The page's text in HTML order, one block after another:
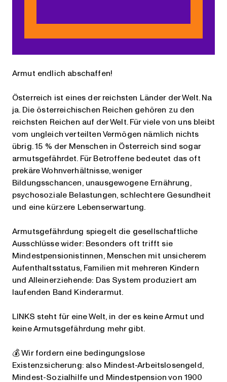
Armut endlich abschaffen!
Österreich ist eines der reichsten Länder der Welt. Na
ja. Die österreichischen Reichen gehören zu den
reichsten Reichen auf der Welt. Für viele von uns bleibt
vom ungleich verteilten Vermögen nämlich nichts
übrig. 15 % der Menschen in Österreich sind sogar
armutsgefährdet. Für Betroffene bedeutet das oft
prekäre Wohnverhältnisse, weniger
Bildungsschancen, unausgewogene Ernährung,
psychosoziale Belastungen, schlechtere Gesundheit
und eine kürzere Lebenserwartung.
Armutsgefährdung spiegelt die gesellschaftliche
Ausschlüsse wider: Besonders oft trifft sie
Mindestpensionistinnen, Menschen mit unsicherem
Aufenthaltsstatus, Familien mit mehreren Kindern
und Alleinerziehende: Das System produziert am
laufenden Band Kinderarmut.
LINKS steht für eine Welt, in der es keine Armut und
keine Armutsgefährdung mehr gibt.
💰 Wir fordern eine bedingungslose
Existenzsicherung: also Mindest-Arbeitslosengeld,
Mindest-Sozialhilfe und Mindestpension von 1900